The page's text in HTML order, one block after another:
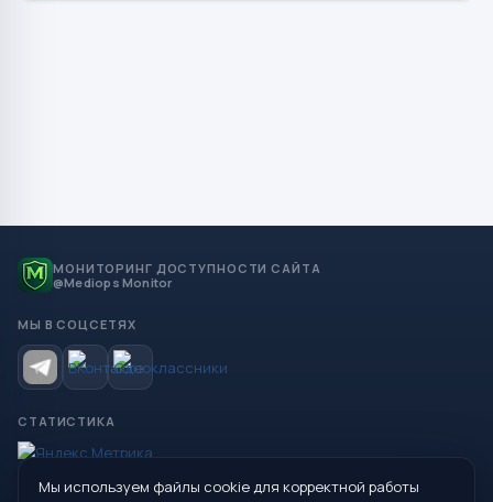
МОНИТОРИНГ ДОСТУПНОСТИ САЙТА
@Mediops Monitor
МЫ В СОЦСЕТЯХ
СТАТИСТИКА
© 2026 Управление образования Администрации МО
Мы используем файлы cookie для корректной работы